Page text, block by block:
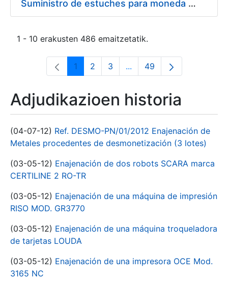
Suministro de estuches para moneda de 30 €
1 - 10 erakusten 486 emaitzetatik.
Orrialdea
1 Orrialdea
2 Orrialdea
3 ...Intermediate Pages Use
Orrialdea
49
Adjudikazioen historia
(04-07-12) Ref. DESMO-PN/01/2012 Enajenación de
Metales procedentes de desmonetización (3 lotes)
(03-05-12) Enajenación de dos robots SCARA marca
CERTILINE 2 RO-TR
(03-05-12) Enajenación de una máquina de impresión
RISO MOD. GR3770
(03-05-12) Enajenación de una máquina troqueladora
de tarjetas LOUDA
(03-05-12) Enajenación de una impresora OCE Mod.
3165 NC